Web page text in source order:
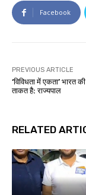
Facebook
PREVIOUS ARTICLE
‘विविधता में एकता’ भारत
ताकत है: राज्यपाल
RELATED